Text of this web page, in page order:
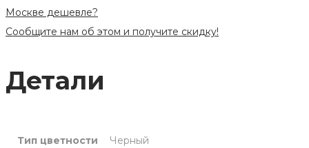
Москве дешевле?
Сообщите нам об этом и получите скидку!
Детали
Тип цветности Черный